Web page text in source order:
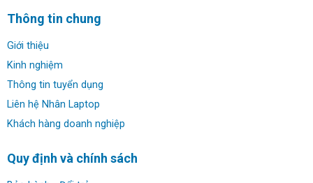
Thông tin chung
Giới thiệu
Kinh nghiệm
Thông tin tuyển dụng
Liên hệ Nhân Laptop
Khách hàng doanh nghiệp
Quy định và chính sách